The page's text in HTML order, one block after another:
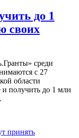
до 1
своих
среди
с 27
области
и получить до 1 млн